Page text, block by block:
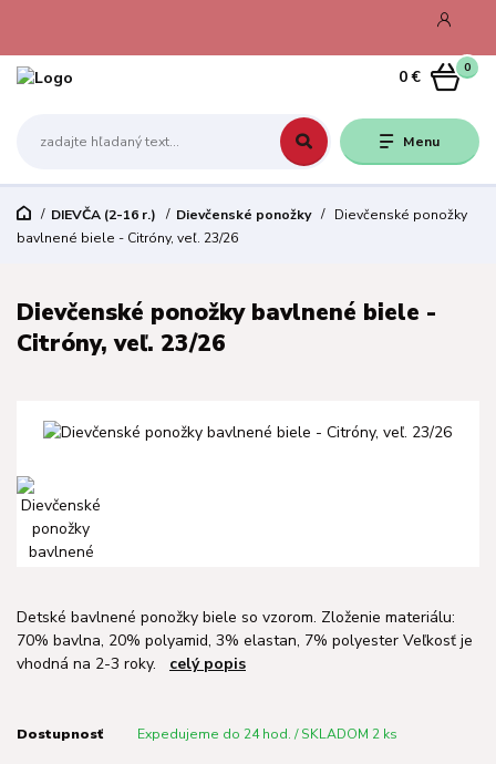
Menu
0
0 €
DIEVČA (2-16 r.) Dievčenské ponožky
Dievčenské ponožky
bavlnené biele - Citróny, veľ. 23/26
Dievčenské ponožky bavlnené biele -
Citróny, veľ. 23/26
Detské bavlnené ponožky biele so vzorom. Zloženie materiálu:
70% bavlna, 20% polyamid, 3% elastan, 7% polyester Veľkosť je
vhodná na 2-3 roky. celý popis
Dostupnosť Expedujeme do 24 hod. / SKLADOM 2 ks